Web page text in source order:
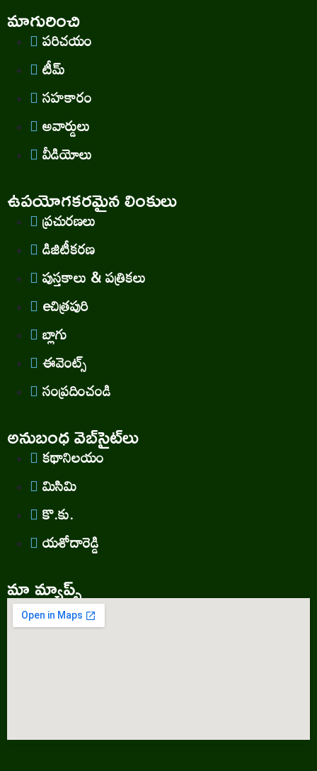
మాగురించి
పరిచయం
టీమ్
సహకారం
అవార్డులు
వీడియోలు
ఉపయోగకరమైన లింకులు
ప్రచురణలు
డిజిటీకరణ
పుస్తకాలు & పత్రికలు
eచిత్రపురి
బ్లాగు
ఈవెంట్స్
సంప్రదించండి
అనుబంధ వెబ్‌సైట్‌లు
కథానిలయం
మిసిమి
కొ.కు.
యశోదారెడ్డి
మా మ్యాప్స్